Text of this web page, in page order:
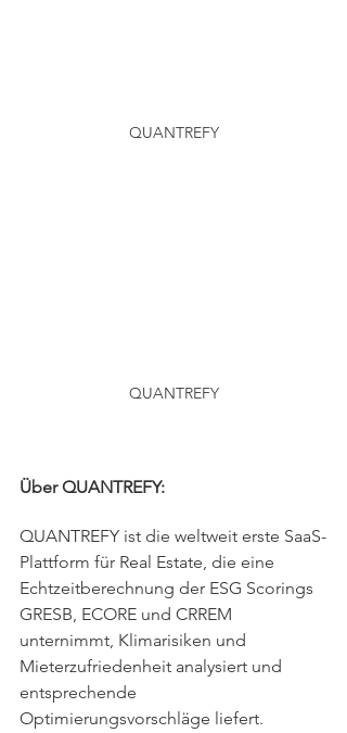
QUANTREFY
QUANTREFY
Über QUANTREFY:
QUANTREFY ist die weltweit erste SaaS-
Plattform für Real Estate, die eine
Echtzeitberechnung der ESG Scorings
GRESB, ECORE und CRREM
unternimmt, Klimarisiken und
Mieterzufriedenheit analysiert und
entsprechende
Optimierungsvorschläge liefert.